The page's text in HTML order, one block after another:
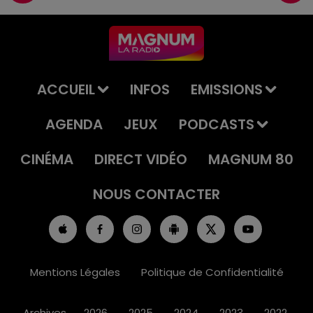
ACCUEIL INFOS
EMISSIONS
AGENDA
JEUX
PODCASTS
CINÉMA
DIRECT VIDÉO
MAGNUM 80
NOUS CONTACTER
Mentions Légales Politique de Confidentialité